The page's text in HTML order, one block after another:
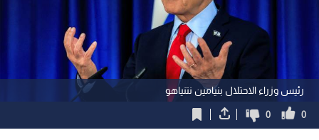
رئيس وزراء الاحتلال بنيامين نتنياهو
0
0